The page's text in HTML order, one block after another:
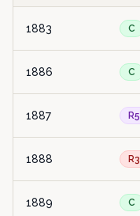
1883 C
1886 C
1887 R5
1888 R3
1889 C